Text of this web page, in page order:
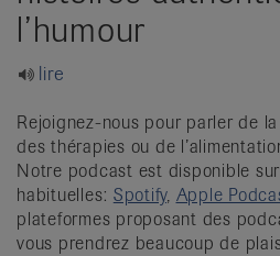
l’humour
lire
Rejoignez-nous pour parler de
des thérapies ou de
Notre podcast est disponible
habituelles: Spotify, Apple
plateformes proposant des
vous prendrez beaucoup de